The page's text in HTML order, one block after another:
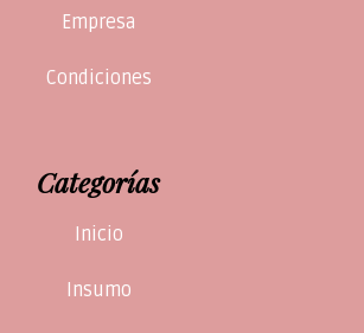
Empresa
Condiciones
Categorías
Inicio
Insumo